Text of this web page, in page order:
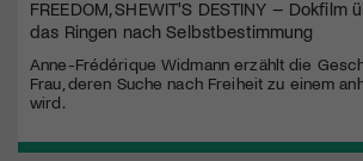
FREEDOM, SHEWIT'S DESTINY – Dokfilm
das Ringen nach Selbstbestimmung
Anne-Frédérique Widmann erzählt die
Frau, deren Suche nach Freiheit zu einem
wird.